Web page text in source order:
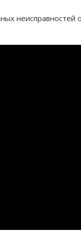
неисправностей